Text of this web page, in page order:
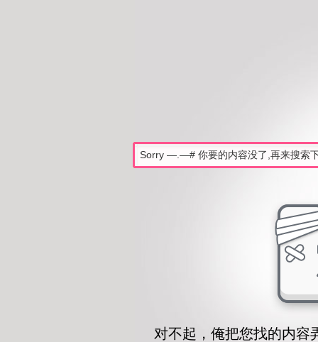
对不起，俺把您找的内容